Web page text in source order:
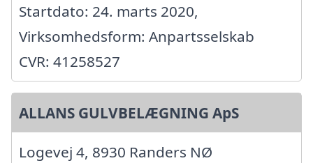
Startdato: 24. marts 2020,
Virksomhedsform: Anpartsselskab
CVR: 41258527
ALLANS GULVBELÆGNING ApS
Logevej 4, 8930 Randers NØ